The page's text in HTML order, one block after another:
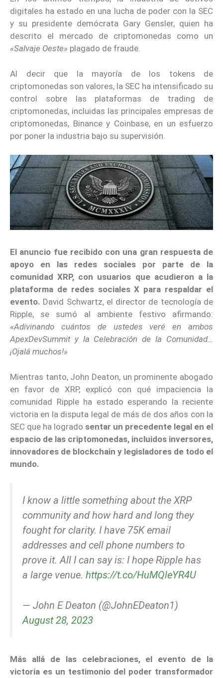
digitales ha estado en una lucha de poder con la SEC
y su presidente demócrata Gary Gensler, quien ha
descrito el mercado de criptomonedas como un
«Salvaje Oeste» plagado de fraude.
Al decir que la mayoría de los tokens de
criptomonedas son valores, la SEC ha intensificado su
control sobre las plataformas de trading de
criptomonedas, incluidas las principales empresas de
criptomonedas, Binance y Coinbase, en un esfuerzo
por poner la industria bajo su supervisión.
El anuncio fue recibido con una gran respuesta de
apoyo en las redes sociales por parte de la
comunidad XRP, con usuarios que acudieron a la
plataforma de redes sociales X para respaldar el
evento. David Schwartz, el director de tecnología de
Ripple, se sumó al ambiente festivo afirmando:
«Adivinando cuántos de ustedes veré en ambos
ApexDevSummit y la Celebración de la Comunidad…
¡Ojalá muchos!»
Mientras tanto, John Deaton, un prominente abogado
en favor de XRP, explicó con qué impaciencia la
comunidad Ripple ha estado esperando la reciente
victoria en la disputa legal de más de dos años con la
SEC que ha logrado sentar un precedente legal en el
espacio de las criptomonedas, incluidos inversores,
innovadores de blockchain y legisladores de todo el
mundo.
I know a little something about the XRP
community and how hard and long they
fought for clarity. I have 75K email
addresses and cell phone numbers to
prove it. All I can say is: I hope Ripple has
a large venue. https://t.co/HuMQleYR4U
— John E Deaton (@JohnEDeaton1)
August 28, 2023
Más allá de las celebraciones, el evento de la
victoria es un testimonio del poder transformador